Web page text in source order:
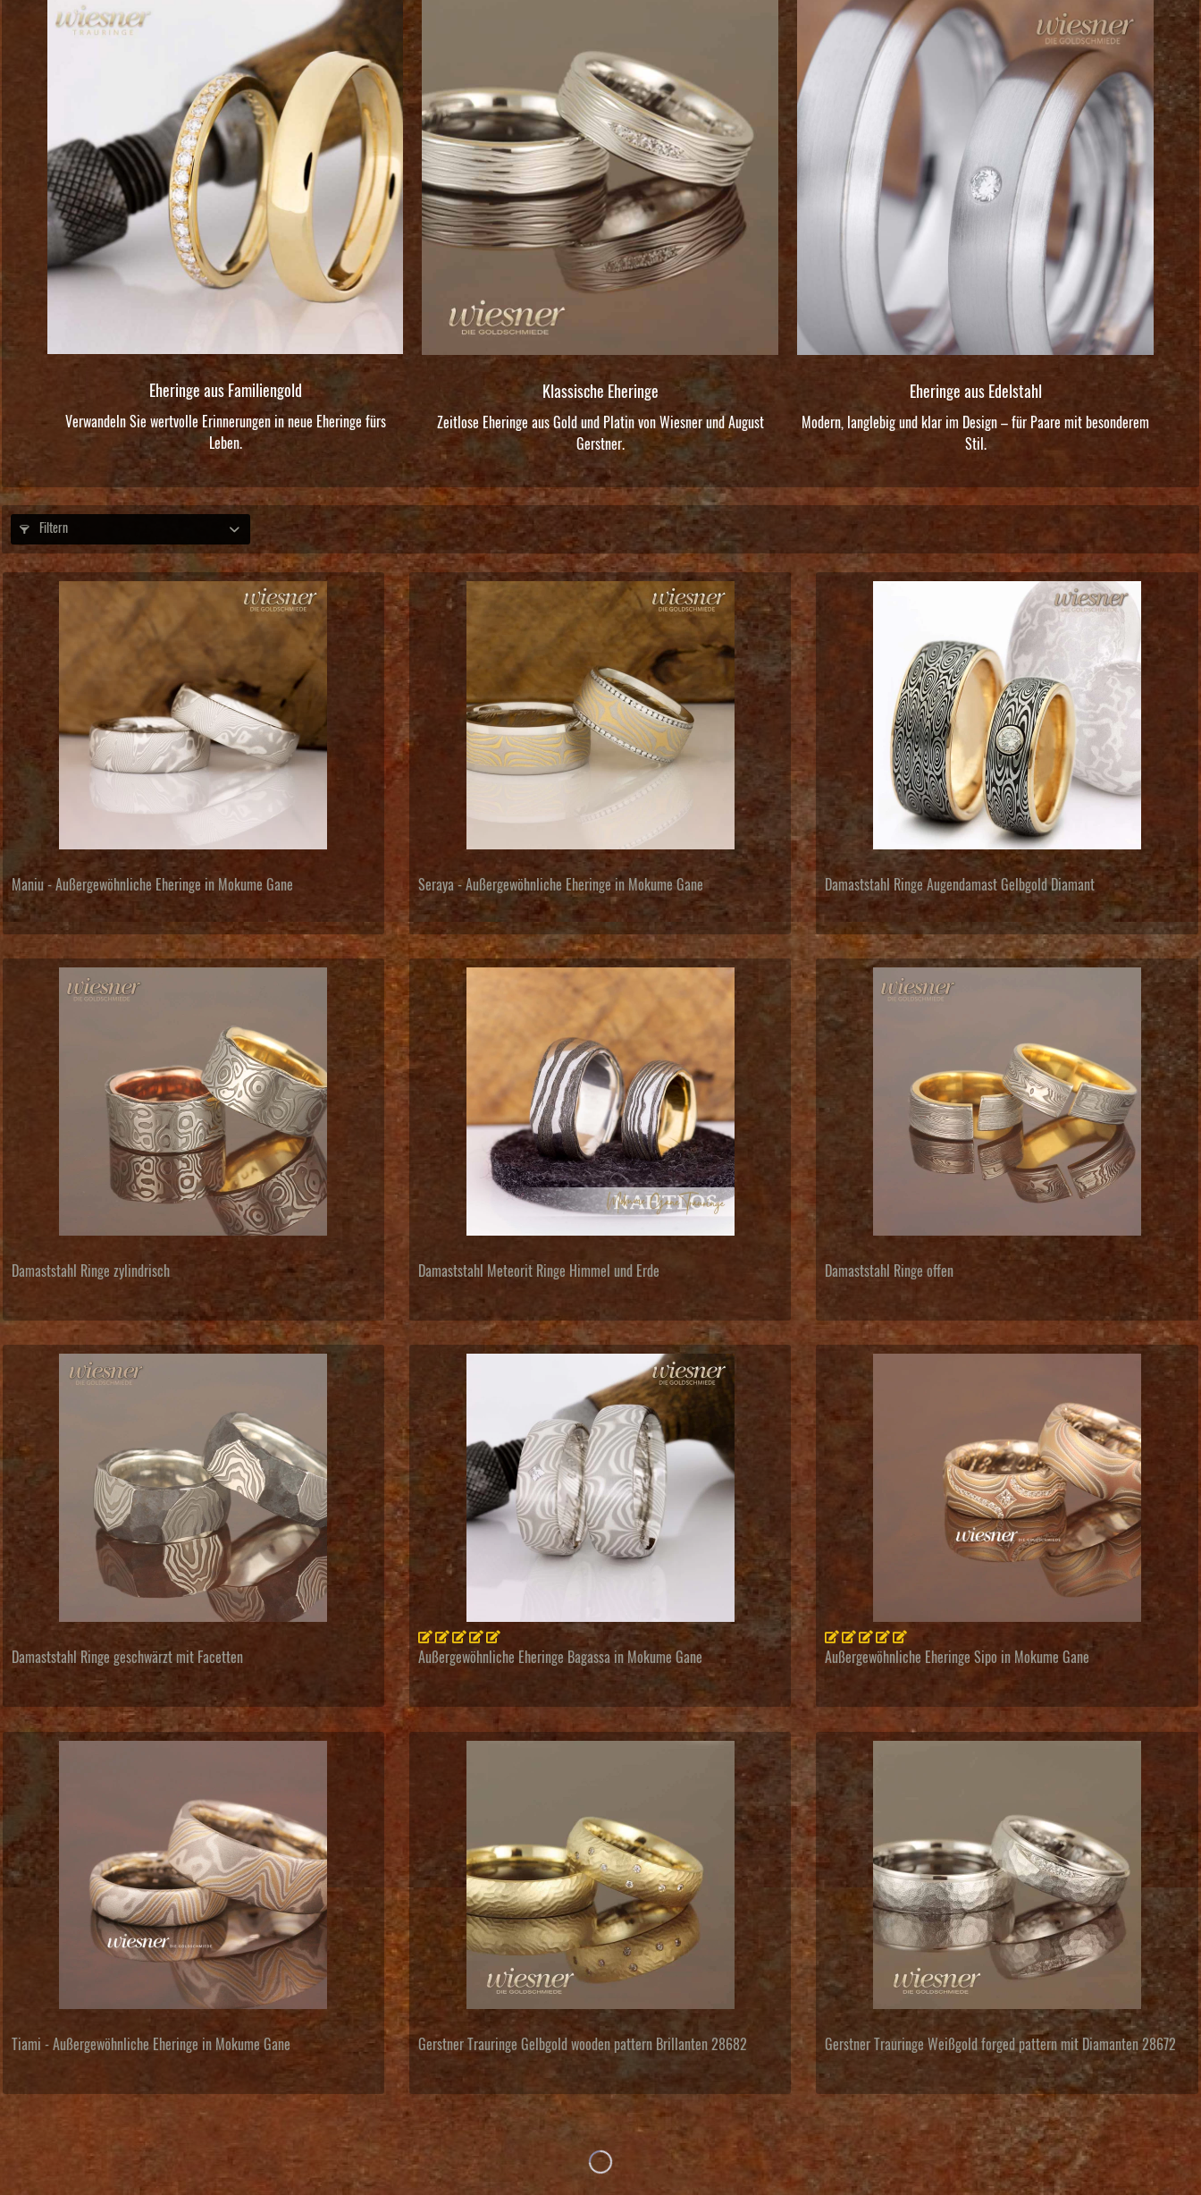
Eheringe aus Familiengold
Verwandeln Sie wertvolle Erinnerungen in neue Eheringe fürs
Leben.
Klassische Eheringe
Zeitlose Eheringe aus Gold und Platin von Wiesner und August
Gerstner.
Eheringe aus Edelstahl
Modern, langlebig und klar im Design – für Paare mit besonderem
Stil.
Filtern
Maniu - Außergewöhnliche Eheringe in Mokume Gane Seraya - Außergewöhnliche Eheringe in Mokume Gane Damaststahl Ringe Augendamast Gelbgold Diamant
Damaststahl Ringe zylindrisch Damaststahl Meteorit Ringe Himmel und Erde Damaststahl Ringe offen
Damaststahl Ringe geschwärzt mit Facetten Außergewöhnliche Eheringe Bagassa in Mokume Gane Außergewöhnliche Eheringe Sipo in Mokume Gane
Tiami - Außergewöhnliche Eheringe in Mokume Gane Gerstner Trauringe Gelbgold wooden pattern Brillanten 28682 Gerstner Trauringe Weißgold forged pattern mit Diamanten 28672